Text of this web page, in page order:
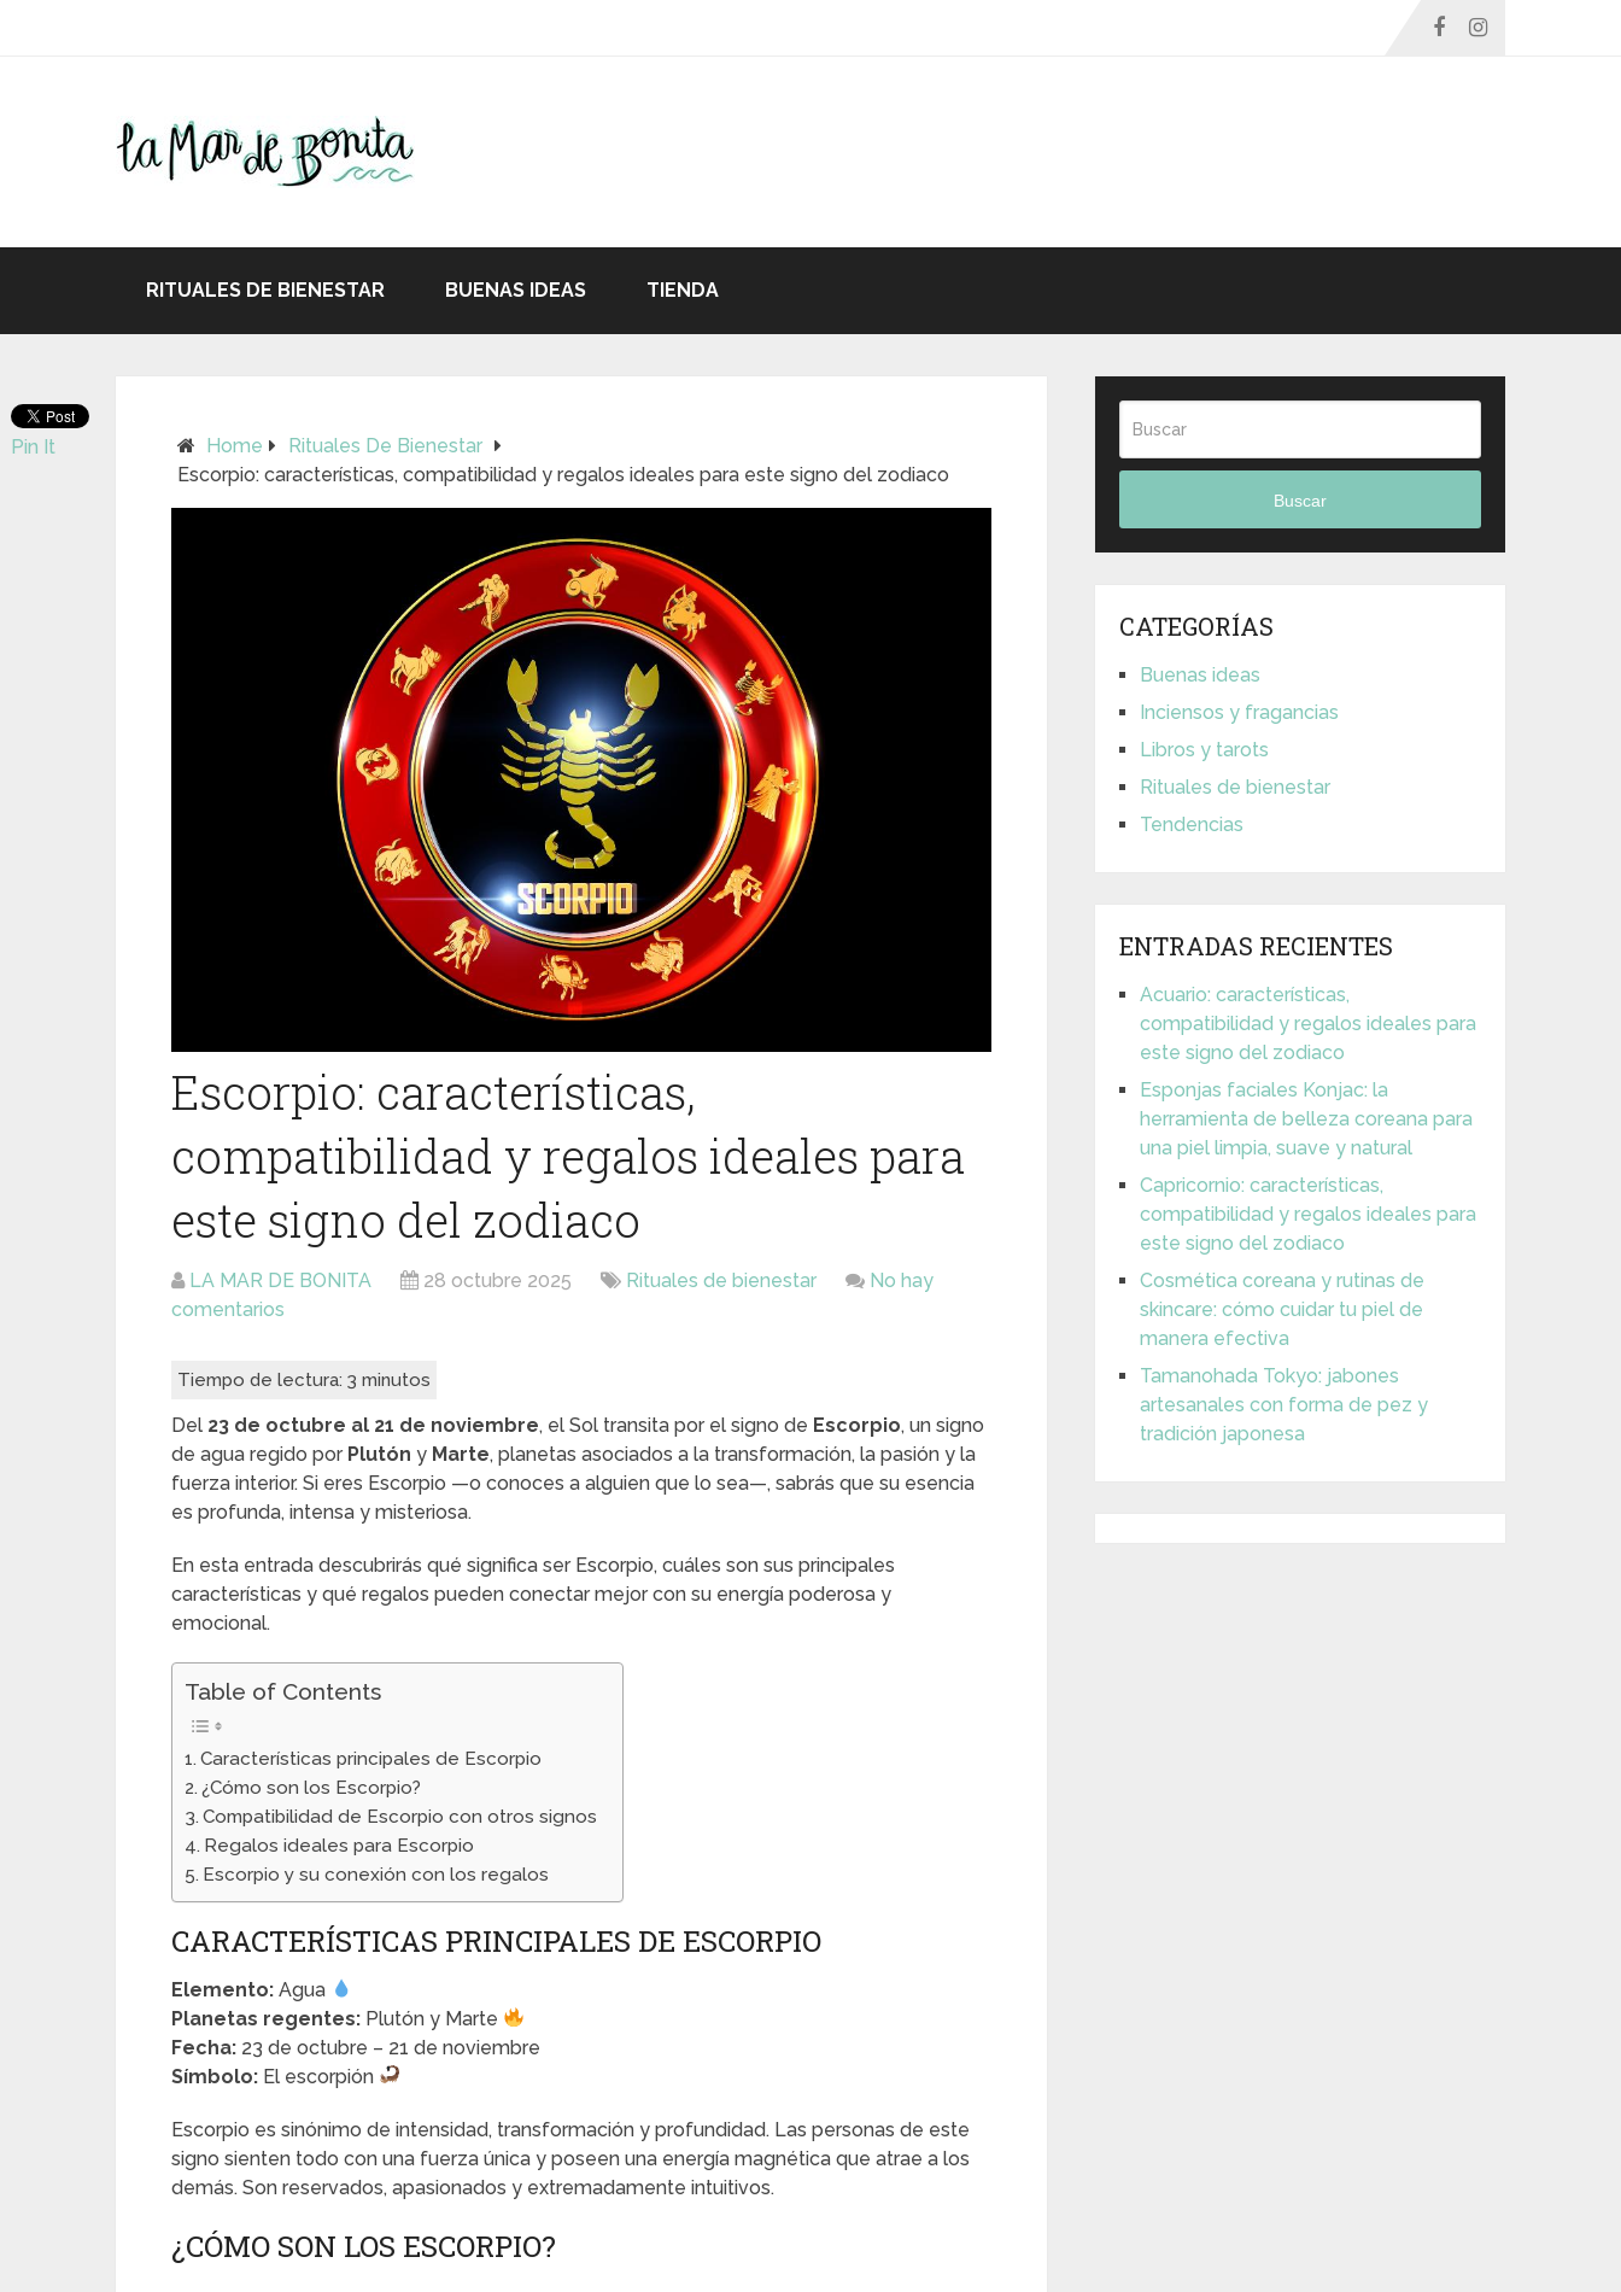
RITUALES DE BIENESTAR BUENAS IDEAS TIENDA
Home
Rituales De Bienestar
Escorpio: características, compatibilidad y regalos ideales para este signo del zodiaco
Escorpio: características,
compatibilidad y regalos ideales para
este signo del zodiaco
LA MAR DE BONITA 28 octubre 2025 Rituales de bienestar
No hay
comentarios
Tiempo de lectura: 3 minutos
Del 23 de octubre al 21 de noviembre, el Sol transita por el signo de Escorpio, un signo
de agua regido por Plutón y Marte, planetas asociados a la transformación, la pasión y la
fuerza interior. Si eres Escorpio —o conoces a alguien que lo sea—, sabrás que su esencia
es profunda, intensa y misteriosa.
En esta entrada descubrirás qué significa ser Escorpio, cuáles son sus principales
características y qué regalos pueden conectar mejor con su energía poderosa y
emocional.
Table of Contents
Características principales de Escorpio
¿Cómo son los Escorpio?
Compatibilidad de Escorpio con otros signos
Regalos ideales para Escorpio
Escorpio y su conexión con los regalos
CARACTERÍSTICAS PRINCIPALES DE ESCORPIO
Elemento: Agua
Planetas regentes: Plutón y Marte
Fecha: 23 de octubre – 21 de noviembre
Símbolo: El escorpión
Escorpio es sinónimo de intensidad, transformación y profundidad. Las personas de este
signo sienten todo con una fuerza única y poseen una energía magnética que atrae a los
demás. Son reservados, apasionados y extremadamente intuitivos.
¿CÓMO SON LOS ESCORPIO?
Pin It
Buscar
CATEGORÍAS
Buenas ideas
Inciensos y fragancias
Libros y tarots
Rituales de bienestar
Tendencias
ENTRADAS RECIENTES
Acuario: características,
compatibilidad y regalos ideales para
este signo del zodiaco
Esponjas faciales Konjac: la
herramienta de belleza coreana para
una piel limpia, suave y natural
Capricornio: características,
compatibilidad y regalos ideales para
este signo del zodiaco
Cosmética coreana y rutinas de
skincare: cómo cuidar tu piel de
manera efectiva
Tamanohada Tokyo: jabones
artesanales con forma de pez y
tradición japonesa